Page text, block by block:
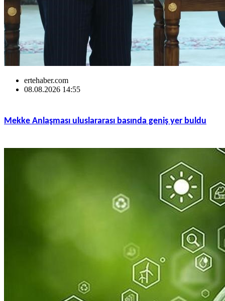
ertehaber.com
08.08.2026 14:55
Mekke Anlaşması uluslararası basında geniş yer buldu